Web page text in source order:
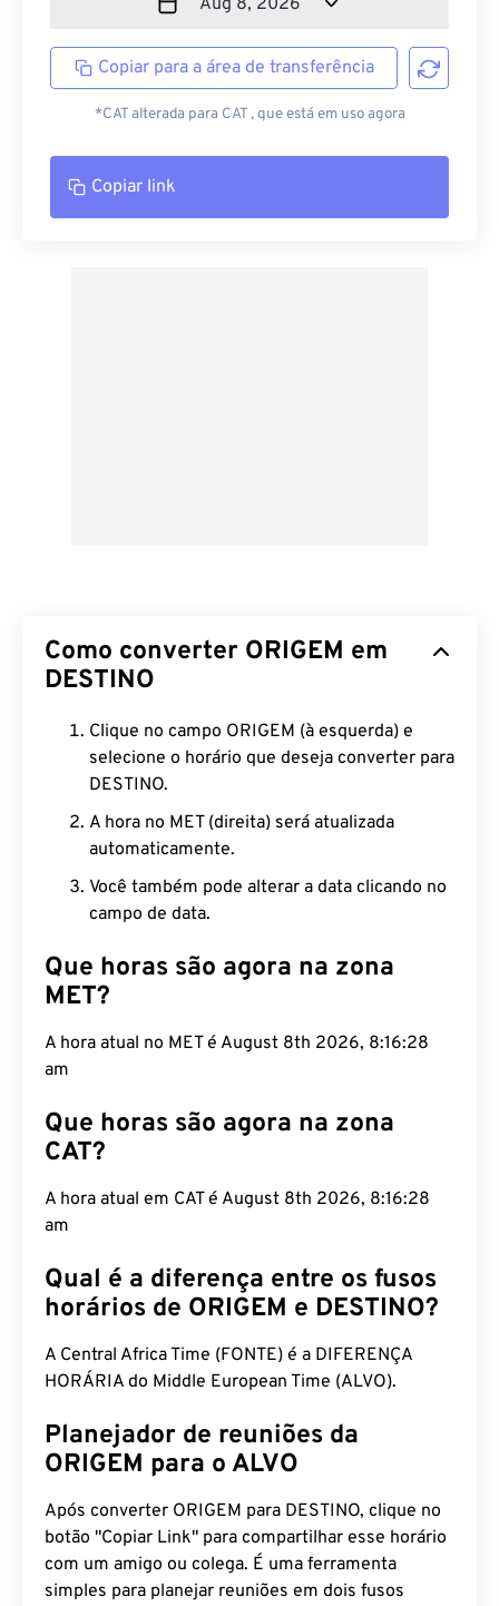
Copiar para a área de transferência
*CAT alterada para CAT , que está em uso agora
Copiar link
Como converter ORIGEM em
DESTINO
Clique no campo ORIGEM (à esquerda) e
selecione o horário que deseja converter para
DESTINO.
A hora no MET (direita) será atualizada
automaticamente.
Você também pode alterar a data clicando no
campo de data.
Que horas são agora na zona
MET?
A hora atual no MET é August 8th 2026, 8:16:29
am
Que horas são agora na zona
CAT?
A hora atual em CAT é August 8th 2026, 8:16:29
am
Qual é a diferença entre os fusos
horários de ORIGEM e DESTINO?
A Central Africa Time (FONTE) é a DIFERENÇA
HORÁRIA do Middle European Time (ALVO).
Planejador de reuniões da
ORIGEM para o ALVO
Após converter ORIGEM para DESTINO, clique no
botão "Copiar Link" para compartilhar esse horário
com um amigo ou colega. É uma ferramenta
simples para planejar reuniões em dois fusos